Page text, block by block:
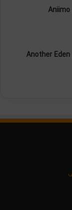
حداقل سیستم مورد نیاز بازی Another Eden